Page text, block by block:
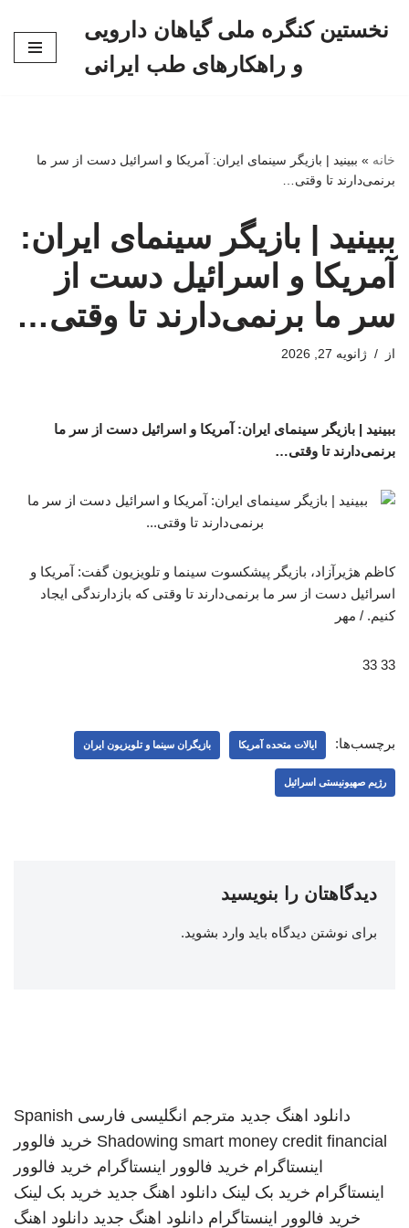
نخستین کنگره ملی گیاهان دارویی
و راهکارهای طب ایرانی
خانه » ببینید | بازیگر سینمای ایران: آمریکا و اسرائیل دست از سر ما
برنمی‌دارند تا وقتی…
ببینید | بازیگر سینمای ایران:
آمریکا و اسرائیل دست از
سر ما برنمی‌دارند تا وقتی…
از ژانویه 27, 2026
ببینید | بازیگر سینمای ایران: آمریکا و اسرائیل دست از سر ما
برنمی‌دارند تا وقتی…
کاظم هژیرآزاد، بازیگر پیشکسوت سینما و تلویزیون گفت: آمریکا و
اسرائیل دست از سر ما برنمی‌دارند تا وقتی که بازدارندگی ایجاد
کنیم. / مهر
33 33
برچسب‌ها: ایالات متحده آمریکا بازیگران سینما و تلویزیون ایران
رژیم صهیونیستی اسرائیل
دیدگاهتان را بنویسید
برای نوشتن دیدگاه باید وارد بشوید.
دانلود اهنگ جدید مترجم انگلیسی فارسی Spanish
Shadowing smart money credit financial
خرید فالوور
اینستاگرام خرید فالوور اینستاگرام خرید فالوور
اینستاگرام خرید بک لینک دانلود اهنگ جدید خرید بک لینک
خرید فالوور اینستاگرام دانلود اهنگ جدید دانلود اهنگ